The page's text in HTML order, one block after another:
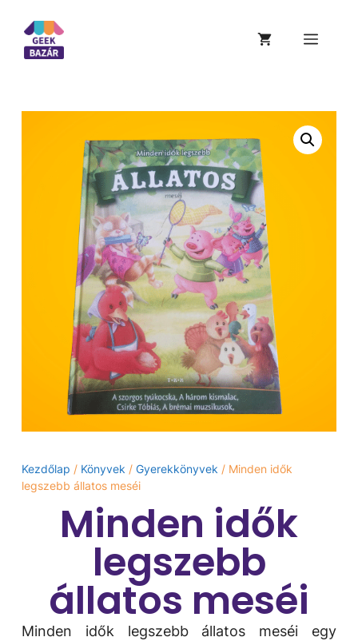
Kezdőlap / Könyvek/ Gyerekkönyvek/ Minden idők
legszebb állatos meséi
Minden idők
legszebb
állatos meséi
Minden idők legszebb állatos meséi egy